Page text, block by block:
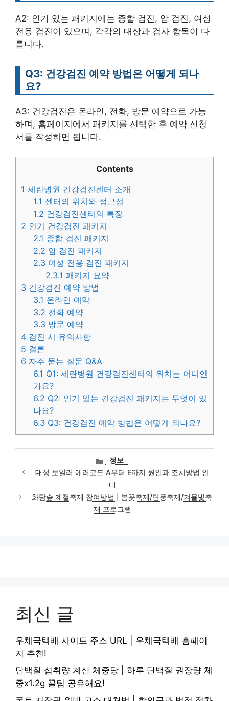
A2: 인기 있는 패키지에는 종합 검진, 암 검진, 여성
전용 검진이 있으며, 각각의 대상과 검사 항목이 다
릅니다.
Q3: 건강검진 예약 방법은 어떻게 되나
요?
A3: 건강검진은 온라인, 전화, 방문 예약으로 가능
하며, 홈페이지에서 패키지를 선택한 후 예약 신청
서를 작성하면 됩니다.
Contents
1 세란병원 건강검진센터 소개
1.1 센터의 위치와 접근성
1.2 건강검진센터의 특징
2 인기 건강검진 패키지
2.1 종합 검진 패키지
2.2 암 검진 패키지
2.3 여성 전용 검진 패키지
2.3.1 패키지 요약
3 건강검진 예약 방법
3.1 온라인 예약
3.2 전화 예약
3.3 방문 예약
4 검진 시 유의사항
5 결론
6 자주 묻는 질문 Q&A
6.1 Q1: 세란병원 건강검진센터의 위치는 어디인
가요?
6.2 Q2: 인기 있는 건강검진 패키지는 무엇이 있
나요?
6.3 Q3: 건강검진 예약 방법은 어떻게 되나요?
카
테
고
리
정보
대성 보일러 에러코드 A부터 E까지 원인과 조치방법 안
내
화담숲 계절축제 참여방법 | 봄꽃축제/단풍축제/겨울빛축
제 프로그램
최신 글
우체국택배 사이트 주소 URL | 우체국택배 홈페이
지 추천!
단백질 섭취량 계산 체중당 | 하루 단백질 권장량 체
중x1.2g 꿀팁 공유해요!